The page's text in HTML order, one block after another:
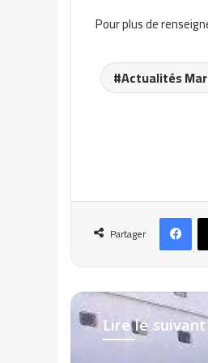
Pour plus de
Actualités
Partager
Lire le suivant